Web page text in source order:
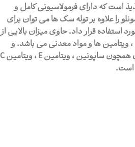
است که دارای فرمولاسیونی کامل و
را علاوه بر توله سگ ها می توان برای
استفاده قرار داد. حاوی میزان بالایی از
ویتامین ها و مواد معدنی می باشد. و
همچنین در ترکیب آن عناصری همچون ساپونین ، ویتامین E ، ویتامین C
است.